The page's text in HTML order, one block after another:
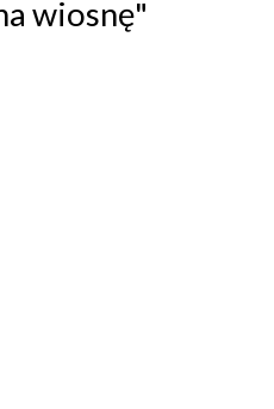
wiosnę"